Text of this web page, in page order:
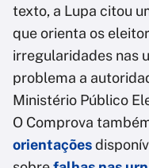
texto, a Lupa citou
que orienta os
irregularidades nas
problema a
Ministério Público
O Comprova
orientações